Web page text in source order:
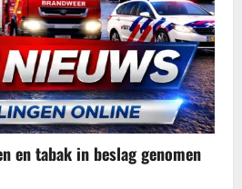
en tabak in beslag genomen